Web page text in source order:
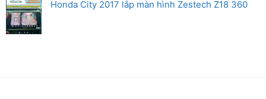
Honda City 2017 lắp màn hình Zestech Z18 360